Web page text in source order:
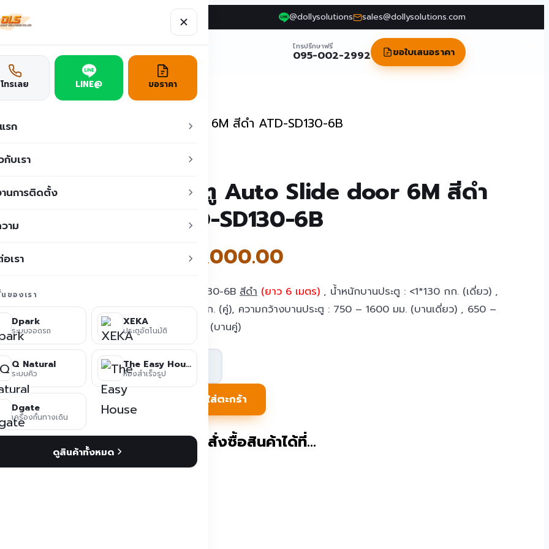
@dollysolutions sales@dollysolutions.com
ชั่น ผลงาน บทความ ติดต่อเรา โทรปรึกษาฟรี
095-002-2992 ขอใบเสนอราคา
โทรเลย LINE@ ขอราคา
รก
กับเรา
นการติดตั้ง
าม
เรา
ของเรา
Dpark
ระบบจอดรถ
XEKA
ประตูอัตโนมัติ
Q Natural
ระบบคิว
The Easy House
ห้องสำเร็จรูป
Dgate
เครื่องกั้นทางเดิน
ดูสินค้าทั้งหมด
ลื่อนอัตโนมัติ ประตู Auto Slide door 6M สีดำ ATD-SD130-6B
ประตู Auto Slide door 6M สีดำ
ATD-SD130-6B
45,000.00
ATD-SD130-6B สีดำ (ยาว 6 เมตร) , น้ำหนักบานประตู : <1*130 กก. (เดี่ยว) ,
<2*130กก. (คู่), ความกว้างบานประตู : 750 – 1600 มม. (บานเดี่ยว) , 650 –
1250 มม. (บานคู่)
จำนวน
door
หยิบใส่ตะกร้า
ติดต่อสั่งซื้อสินค้าได้ที่…